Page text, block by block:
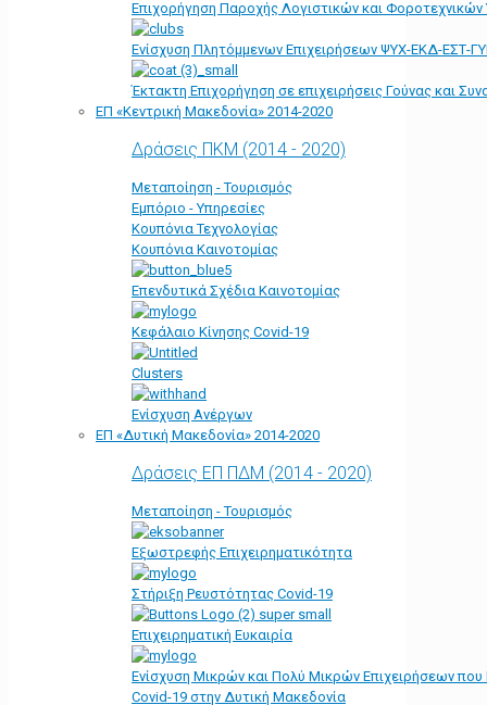
Επιχορήγηση Παροχής Λογιστικών και
Ενίσχυση Πλητόμμενων Επιχειρήσεων ΨΥΧ-ΕΚΔ-ΕΣΤ-
Έκτακτη Επιχορήγηση σε επιχειρήσεις Γούνας και
ΕΠ «Kεντρική Μακεδονία» 2014-2020
Δράσεις ΠΚΜ (2014 - 2020)
Μεταποίηση - Τουρισμός
Εμπόριο - Υπηρεσίες
Κουπόνια Τεχνολογίας
Κουπόνια Καινοτομίας
Επενδυτικά Σχέδια Καινοτομίας
Κεφάλαιο Κίνησης Covid-19
Clusters
Ενίσχυση Ανέργων
ΕΠ «Δυτική Μακεδονία» 2014-2020
Δράσεις ΕΠ ΠΔΜ (2014 - 2020)
Μεταποίηση - Τουρισμός
Εξωστρεφής Επιχειρηματικότητα
Στήριξη Ρευστότητας Covid-19
Επιχειρηματική Ευκαιρία
Ενίσχυση Μικρών και Πολύ Μικρών Επιχειρήσεων
Covid-19 στην Δυτική Μακεδονία